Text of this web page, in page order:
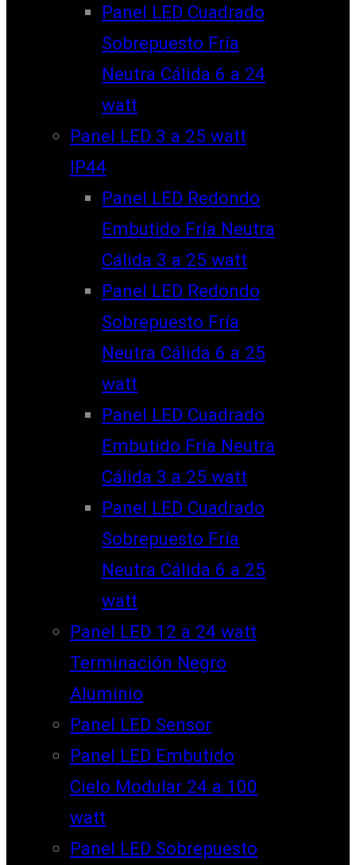
Panel LED Cuadrado
Sobrepuesto Fría
Neutra Cálida 6 a 24
watt
Panel LED 3 a 25 watt
IP44
Panel LED Redondo
Embutido Fría Neutra
Cálida 3 a 25 watt
Panel LED Redondo
Sobrepuesto Fría
Neutra Cálida 6 a 25
watt
Panel LED Cuadrado
Embutido Fría Neutra
Cálida 3 a 25 watt
Panel LED Cuadrado
Sobrepuesto Fría
Neutra Cálida 6 a 25
watt
Panel LED 12 a 24 watt
Terminación Negro
Aluminio
Panel LED Sensor
Panel LED Embutido
Cielo Modular 24 a 100
watt
Panel LED Sobrepuesto